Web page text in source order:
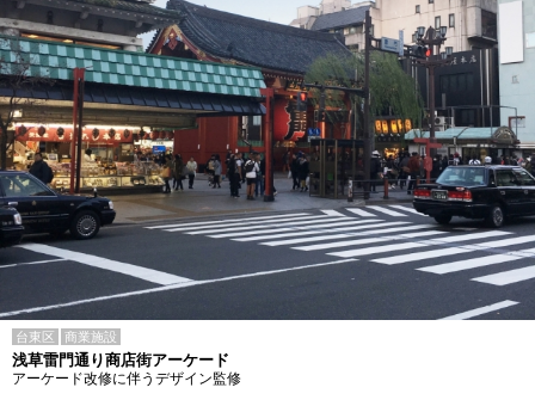
台東区 商業施設
浅草雷門通り商店街アーケード
アーケード改修に伴うデザイン監修